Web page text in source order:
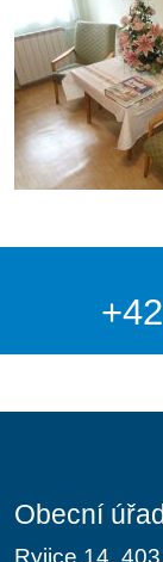
Obecní
Ryjice 14,